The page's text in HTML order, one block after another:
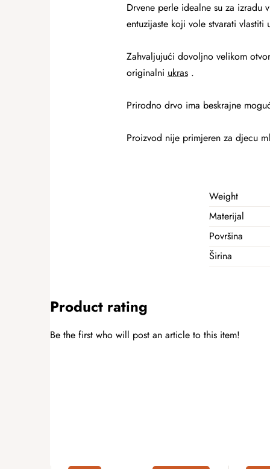
Drvene perle idealne su za izradu
entuzijaste koji vole stvarati vlastiti
Zahvaljujući dovoljno velikom
originalni ukras.
Prirodno drvo ima beskrajne
Proizvod nije primjeren za djecu
Weight
Materijal
Površina
Širina
Product rating
Be the first who will post an article to this item!